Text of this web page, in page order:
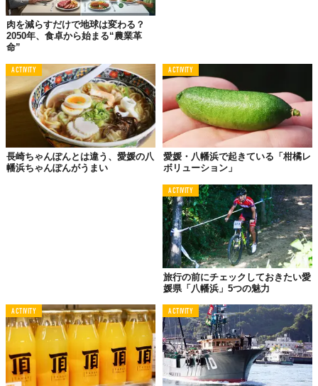
仕事場ニナル。
コダテルは、コワーキングスペースにもなります。
フリーランスの人も自由に使えるし、仕事の打ち合わせをして
OK。初めはまったく違う仕事をそれぞれ進めていた者同士から、
新しいプロジェクトが企てられることもあるかもしれません。
ここから生まれるコラボや、つながりを大事にしたいそうです。
泊マレル。
コダテルは、宿泊もできます。仲間と合宿をしてもいいし、八幡
浜観光のベースにしてもいい。リモートワークをしながら、中長
期滞在の拠点にする、なんてこともできます。
なかには、移住を検討していて、そのテストケースとして泊まっ
ていくという人もいるそうです。普通のホテルに泊まるのとは少
し違う、もっと地域に根ざした「宿泊体験」ができるんですね。
ドミトリータイプなら1泊あたり3000円。個室なら4000円（連泊
肉を減らすだけで地球は変わる？
2050年、食卓から始まる“農業革
命”
ACTIVITY
長崎ちゃんぽんとは違う、愛媛の八
幡浜ちゃんぽんがうまい
ACTIVITY
愛媛・八幡浜で起きている「柑橘レ
ボリューション」
ACTIVITY
旅行の前にチェックしておきたい愛
媛県「八幡浜」5つの魅力
ACTIVITY ACTIVITY